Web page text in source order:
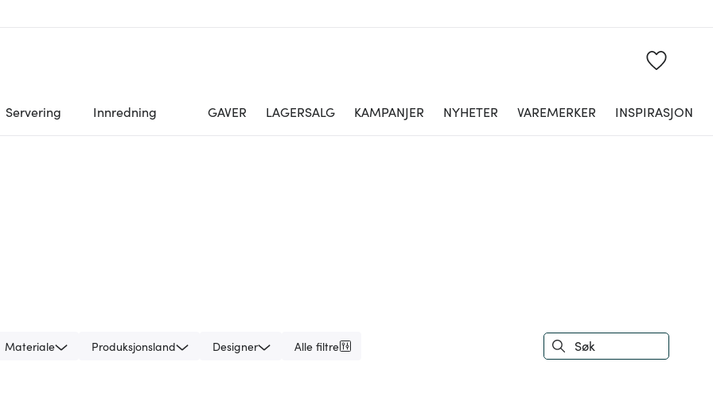
Servering Innredning GAVER LAGERSALG KAMPANJER NYHETER VAREMERKER INSPIRASJON
Materiale Produksjonsland Designer Alle filtre